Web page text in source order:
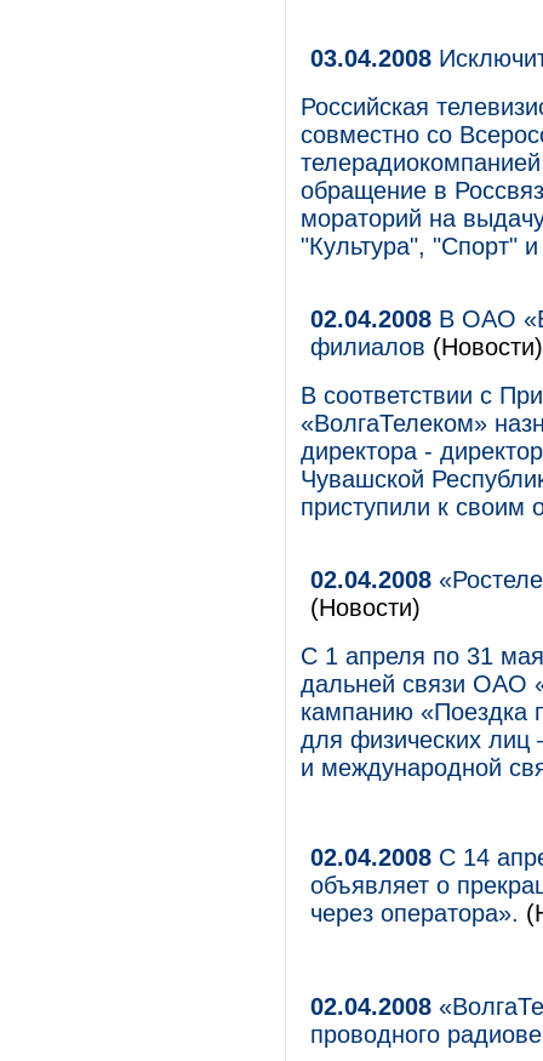
03.04.2008
Российская
совместно со
обращение в
мораторий на
"Культура", "Спорт"
02.04.2008 В ОАО
филиалов (Новости)
В соответствии с
«ВолгаТелеком»
директора -
Чувашской
приступили к своим
02.04.2008
(Новости)
С 1 апреля по 31
дальней связи ОАО
кампанию «Поездка
для физических лиц
и международной
02.04.2008 С 14
объявляет о
через оператора».
02.04.2008
проводного